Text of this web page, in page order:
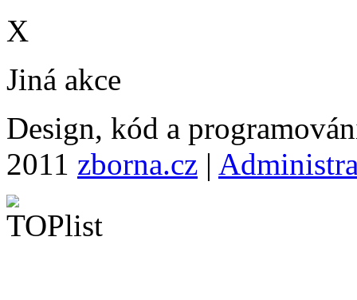
X
Jiná akce
Design, kód a
2011 zborna.cz |